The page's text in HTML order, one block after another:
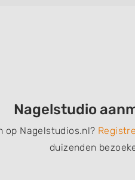
Nagelstudio
op Nagelstudios.nl?
duizenden